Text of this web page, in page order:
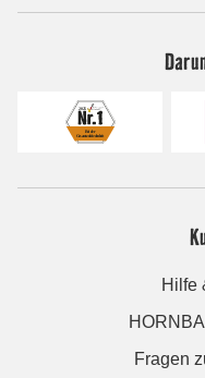
Hilfe
Fragen